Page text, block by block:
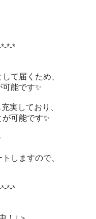
*-*
て届くため、
能です✨
実しており、
可能です✨
しますので、
*-*